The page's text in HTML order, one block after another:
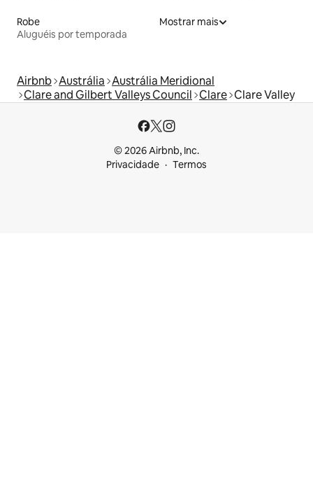
Robe
Aluguéis por temporada
Mostrar mais
Airbnb Austrália Austrália Meridional
Clare and Gilbert Valleys Council Clare Clare Valley
© 2026 Airbnb, Inc.
Privacidade
Termos